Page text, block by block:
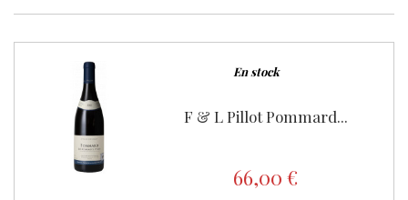
En stock
F & L Pillot Pommard...
66,00 €